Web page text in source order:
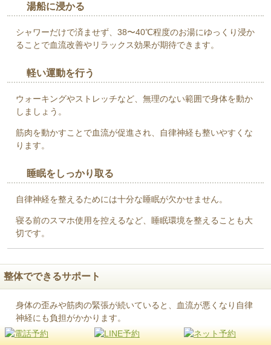
湯船に浸かる
シャワーだけで済ませず、38〜40℃程度のお湯にゆっくり浸か
ることで血流改善やリラックス効果が期待できます。
軽い運動を行う
ウォーキングやストレッチなど、無理のない範囲で身体を動か
しましょう。
筋肉を動かすことで血流が促進され、自律神経も整いやすくな
ります。
睡眠をしっかり取る
自律神経を整えるためには十分な睡眠が欠かせません。
寝る前のスマホ使用を控えるなど、睡眠環境を整えることも大
切です。
整体でできるサポート
身体の歪みや筋肉の緊張が続いていると、血流が悪くなり自律
神経にも負担がかかります。
整体では、